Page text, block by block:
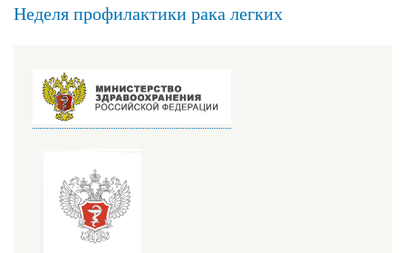
Неделя профилактики рака легких